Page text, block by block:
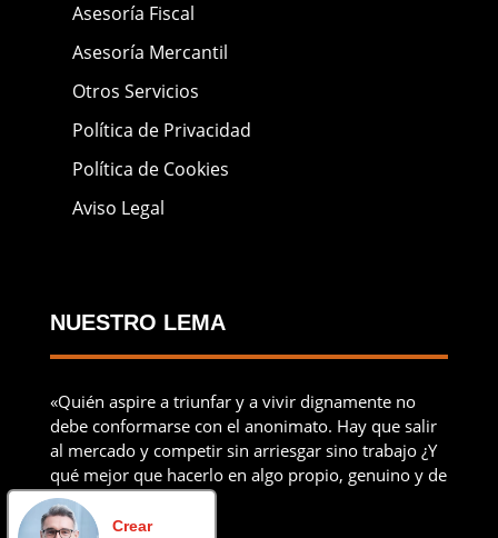
Asesoría Fiscal
Asesoría Mercantil
Otros Servicios
Política de Privacidad
Política de Cookies
Aviso Legal
NUESTRO LEMA
«Quién aspire a triunfar y a vivir dignamente no
debe conformarse con el anonimato. Hay que salir
al mercado y competir sin arriesgar sino trabajo ¿Y
qué mejor que hacerlo en algo propio, genuino y de
uno mismo?»
Crear